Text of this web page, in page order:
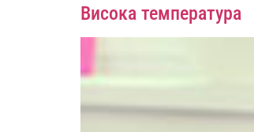
Висока температура